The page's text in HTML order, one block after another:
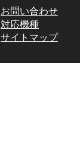
お問い合わせ
対応機種
サイトマップ